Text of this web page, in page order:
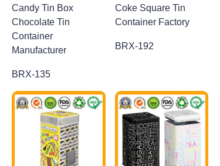
Candy Tin Box
Chocolate Tin
Container
Manufacturer
BRX-135
Coke Square Tin
Container Factory
BRX-192